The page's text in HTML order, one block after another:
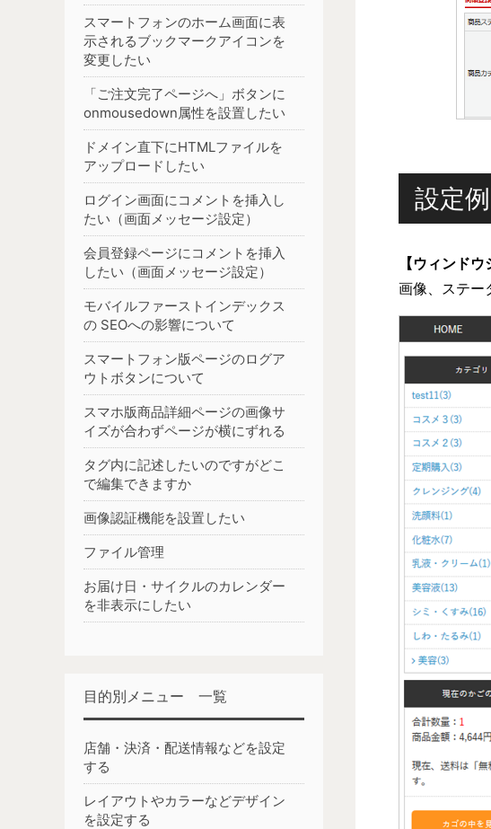
設定例
【ウィンド
画像、ステー
スマートフォンのホーム画面に表
示されるブックマークアイコンを
変更したい
「ご注文完了ページへ」ボタンに
onmousedown属性を設置したい
ドメイン直下にHTMLファイルを
アップロードしたい
ログイン画面にコメントを挿入し
たい（画面メッセージ設定）
会員登録ページにコメントを挿入
したい（画面メッセージ設定）
モバイルファーストインデックス
の SEOへの影響について
スマートフォン版ページのログア
ウトボタンについて
スマホ版商品詳細ページの画像サ
イズが合わずページが横にずれる
タグ内に記述したいのですがどこ
で編集できますか
画像認証機能を設置したい
ファイル管理
お届け日・サイクルのカレンダー
を非表示にしたい
目的別メニュー 一覧
店舗・決済・配送情報などを設定
する
レイアウトやカラーなどデザイン
を設定する